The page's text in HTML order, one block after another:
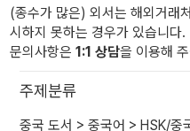
(종수가 많은) 외서는 해외거래
시하지 못하는 경우가 있습니다.
문의사항은 1:1 상담을 이용해
주제분류
중국 도서 > 중국어 > HSK/중